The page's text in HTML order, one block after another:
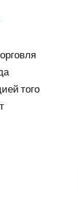
того